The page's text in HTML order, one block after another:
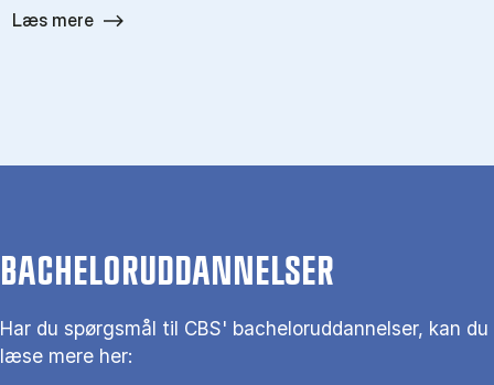
Læs mere
BACHELORUDDANNELSER
Har du spørgsmål til CBS' bacheloruddannelser, kan du
læse mere her: